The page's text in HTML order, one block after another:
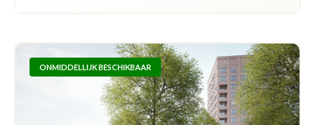
ONMIDDELLIJK BESCHIKBAAR